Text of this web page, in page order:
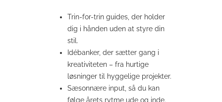
Trin-for-trin guides, der holder
dig i hånden uden at styre din
stil.
Idébanker, der sætter gang i
kreativiteten – fra hurtige
løsninger til hyggelige projekter.
Sæsonnære input, så du kan
følge årets rytme ude og inde.